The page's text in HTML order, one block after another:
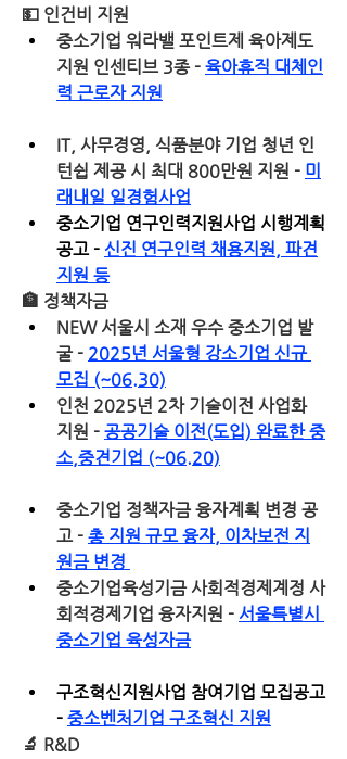
💵 인건비 지원
중소기업 워라밸 포인트제 육아제도
지원 인센티브 3종 - 육아휴직 대체인
력 근로자 지원
IT, 사무경영, 식품분야 기업 청년 인
턴쉽 제공 시 최대 800만원 지원 - 미
래내일 일경험사업
중소기업 연구인력지원사업 시행계획
공고 - 신진 연구인력 채용지원, 파견
지원 등
🏦 정책자금
NEW 서울시 소재 우수 중소기업 발
굴 - 2025년 서울형 강소기업 신규
모집 (~06.30)
인천 2025년 2차 기술이전 사업화
지원 - 공공기술 이전(도입) 완료한 중
소,중견기업 (~06.20)
중소기업 정책자금 융자계획 변경 공
고 - 총 지원 규모 융자, 이차보전 지
원금 변경
중소기업육성기금 사회적경제계정 사
회적경제기업 융자지원 - 서울특별시
중소기업 육성자금
구조혁신지원사업 참여기업 모집공고
- 중소벤처기업 구조혁신 지원
🔬 R&D